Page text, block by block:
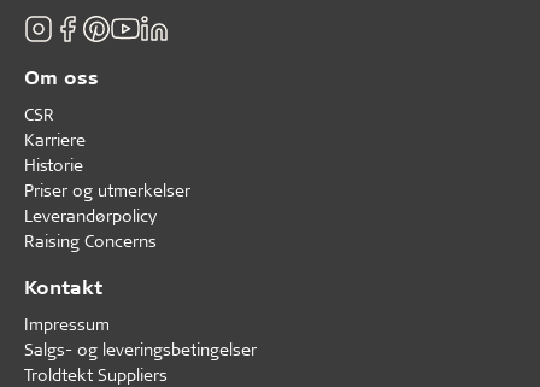
Om oss
CSR
Karriere
Historie
Priser og utmerkelser
Leverandørpolicy
Raising Concerns
Kontakt
Impressum
Salgs- og leveringsbetingelser
Troldtekt Suppliers